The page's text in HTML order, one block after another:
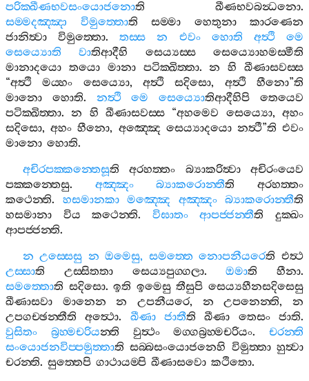
පරික‍්ඛීණභවසංයොජනොති ඛීණභවබන්‍ධනො.
සම‍්මදඤ‍්ඤා
විමුත‍්තොති සම‍්මා හෙතුනා
කාරණෙන
ජානිත්‍වා
විමුත‍්තො.තස‍්ස න එවං හොති අත්‍ථි
මෙ
සෙය්‍යොති
වාතිආදීහි සෙය්‍යස‍්ස
සෙය්‍යොහමස‍්මීති
මානාදයො තයො මානා පටික‍්ඛිත‍්තා.න හි
ඛීණාසවස‍්ස
“අත්‍ථි මය‍්හං සෙය්‍යො,අත්‍ථි සදිසො, අත්‍ථි හීනො”ති
මානො
හොති. නත්‍ථි මෙ සෙය්‍යොතිආදීහිපි
තෙයෙව
පටික‍්ඛිත‍්තා.න හි ඛීණාසවස‍්ස “අහමෙව සෙය්‍යො,අහං
සදිසො,අහං හීනො, අඤ‍්ඤෙ සෙය්‍යාදයො නත්‍ථී”ති එවං
මානො හොති.
අචිරපක‍්කන‍්තෙසූති අරහත‍්තං බ්‍යාකරිත්‍වා
අචිරංයෙව
පක‍්කන‍්තෙසු. අඤ‍්ඤං බ්‍යාකරොන‍්තීති
අරහත‍්තං
කථෙන‍්ති. හසමානකා මඤ‍්ඤෙ අඤ‍්ඤං බ්‍යාකරොන‍්තීති
හසමානා
විය කථෙන‍්ති. විඝාතං ආපජ‍්ජන‍්තීති
දුක‍්ඛං
ආපජ‍්ජන‍්ති.
න උස‍්සෙසු න ඔමෙසු, සමත‍්තෙ නොපනීයරෙති එත්‍ථ
උස‍්සාති උස‍්සිතතා සෙය්‍යපුග‍්ගලා.ඔමාති හීනා.
සමත‍්තොති සදිසො.ඉති ඉමෙසු තීසුපි සෙය්‍යහීනසදිසෙසු
ඛීණාසවා
මානෙන න උපනීයරෙ, න උපනෙන‍්ති,න
උපගච‍්ඡන‍්තීති
අත්‍ථො. ඛීණා ජාතීති ඛීණා තෙසං ජාති.
වුසිතං
බ්‍රහ‍්මචරියන‍්ති වුත්‍ථං මග‍්ගබ්‍රහ‍්මචරියං. චරන‍්ති
සංයොජනවිප‍්පමුත‍්තාති සබ‍්බසංයොජනෙහි විමුත‍්තා හුත්‍වා
චරන‍්ති. සුත‍්තෙපි ගාථායම‍්පි ඛීණාසවො කථිතො.